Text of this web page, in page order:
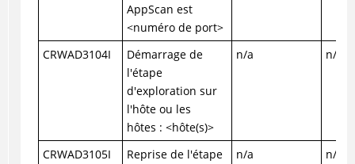
AppScan est
<numéro de port>
CRWAD3104I
Démarrage de
l'étape
d'exploration sur
l'hôte ou les
hôtes : <hôte(s)>
n/a n/a
CRWAD3105I
Reprise de l'étape
n/a n/a